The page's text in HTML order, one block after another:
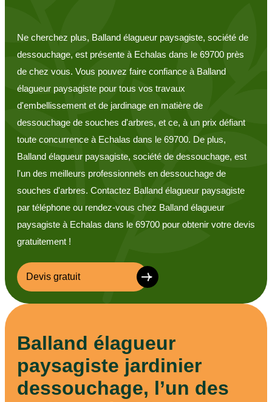
Ne cherchez plus, Balland élagueur paysagiste, société de
dessouchage, est présente à Echalas dans le 69700 près
de chez vous. Vous pouvez faire confiance à Balland
élagueur paysagiste pour tous vos travaux
d'embellissement et de jardinage en matière de
dessouchage de souches d'arbres, et ce, à un prix défiant
toute concurrence à Echalas dans le 69700. De plus,
Balland élagueur paysagiste, société de dessouchage, est
l'un des meilleurs professionnels en dessouchage de
souches d'arbres. Contactez Balland élagueur paysagiste
par téléphone ou rendez-vous chez Balland élagueur
paysagiste à Echalas dans le 69700 pour obtenir votre devis
gratuitement !
Devis gratuit
Balland élagueur
paysagiste jardinier
dessouchage, l’un des